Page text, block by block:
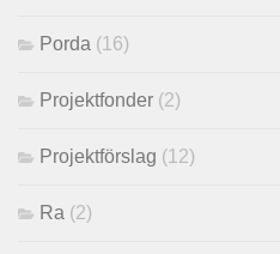
Porda (16)
Projektfonder (2)
Projektförslag (12)
Ra (2)